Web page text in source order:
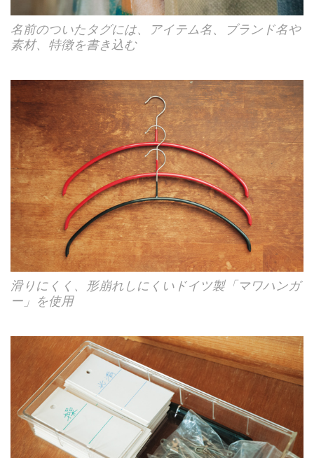
名前のついたタグには、アイテム名、ブランド名や
素材、特徴を書き込む
滑りにくく、形崩れしにくいドイツ製「マワハンガ
ー」を使用